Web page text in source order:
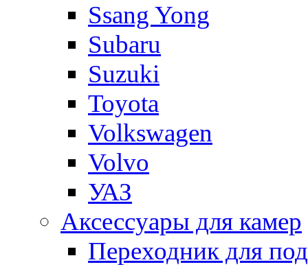
Ssang Yong
Subaru
Suzuki
Toyota
Volkswagen
Volvo
УАЗ
Аксессуары для камер
Переходник для